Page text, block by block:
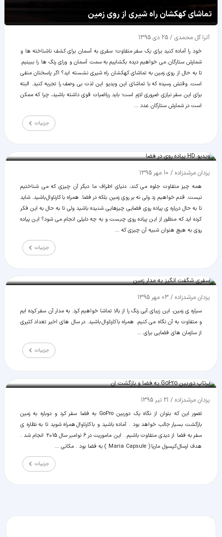
تماشای کهکشان راه شیری از روی زمین
آترا گل محمدی / 25 دی 1395
خود را آماده کنید برای یک سفر متفاوت؛ سفری به آسمان برای کشف ناشناخته ها و
شمارش ستارگان. می خواهیم دیده بگشاییم به سمت آسمان و ورای رنگ ها را ببینیم.
تا به حال از روی زمین به تماشای کهکشان راه شیری نشسته اید؟ اگر پاسختان منفی
است، وقتش رسیده که با تماشای این ویدیو این لذت بی وصف را تجربه کنید. البته
برای این سفر نیازی ضروری لازم است؛ باید ریاضیات قوی داشته باشید، چرا که ممکن
است در شمارش ستارگان عدد ...
جزییات
یزدان مرشدزاده / 10 مهر 1395
همه چیز متفاوت جلوه می کند، دنیای اطراف ما دیگر آن چیزی که می شناختیم
نیست. قدم خواهیم زد ولی نه بر روی زمین بلکه در فضا. همراه با کارناوال باشید. شاید
تا به حال دریاره ی پیاده روی فضایی چیزهایی شنیده باشید ولی تا به حال به این فکر
کرده اید که منظور از این پیاده روی چیست و به چه دلیلی انجام می شود؟ این پیاده
روی به هیچ هنوان شبیه آن چیزی که ...
جزییات
سفری شگفت انگیز به مدار زمین
یزدان مرشدزاده / 03 مهر 1395
سیاره ی زمین، این زیبای آبی رنگ را از بالا تماشا خواهیم کرد. به مدار آن سفر کرده ایم
و متفاوت به آن نگاه می کنیم. همراه با کارناوال باشید. در سال های اخیر تعداد کثیری
از سازمان های فضایی برای ...
جزییات
یزدان مرشدزاده / 21 تیر 1395
تصور این که بتوان از نگاه یک دوربین GoPro به فضا سفر کرد و دوباره به زمین
بازگشت بسیار جالب خواهد بود . آماده باشید و با کارناوال همراه شوید تا به نظاره ی
سفر به فضا از دیدی متفاوت باشیم . این ماموریت در 6 نوامبر سال 2015 انجام شد .
هدف ارسال کپسول ماریا ( Maria Capsule ) به فضا بود . مکانی ...
جزییات